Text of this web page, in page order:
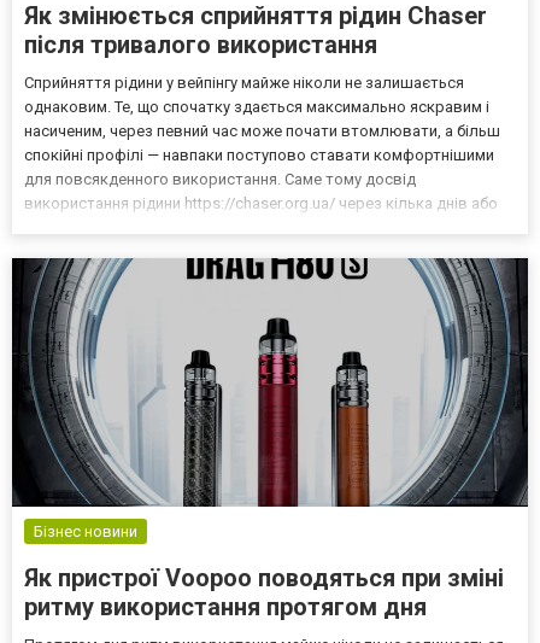
Як змінюється сприйняття рідин Chaser
після тривалого використання
Сприйняття рідини у вейпінгу майже ніколи не залишається
однаковим. Те, що спочатку здається максимально яскравим і
насиченим, через певний час може почати втомлювати, а більш
спокійні профілі — навпаки поступово ставати комфортнішими
для повсякденного використання. Саме тому досвід
використання рідини https://chaser.org.ua/ через кілька днів або
Бізнес новини
Як пристрої Voopoo поводяться при зміні
ритму використання протягом дня